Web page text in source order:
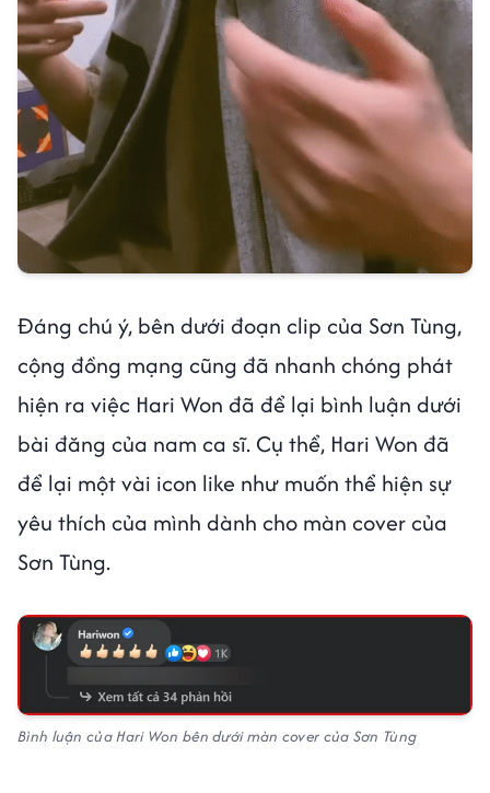
Đáng chú ý, bên dưới đoạn clip của Sơn Tùng,
cộng đồng mạng cũng đã nhanh chóng phát
hiện ra việc Hari Won đã để lại bình luận dưới
bài đăng của nam ca sĩ. Cụ thể, Hari Won đã
để lại một vài icon like như muốn thể hiện sự
yêu thích của mình dành cho màn cover của
Sơn Tùng.
Bình luận của Hari Won bên dưới màn cover của Sơn Tùng